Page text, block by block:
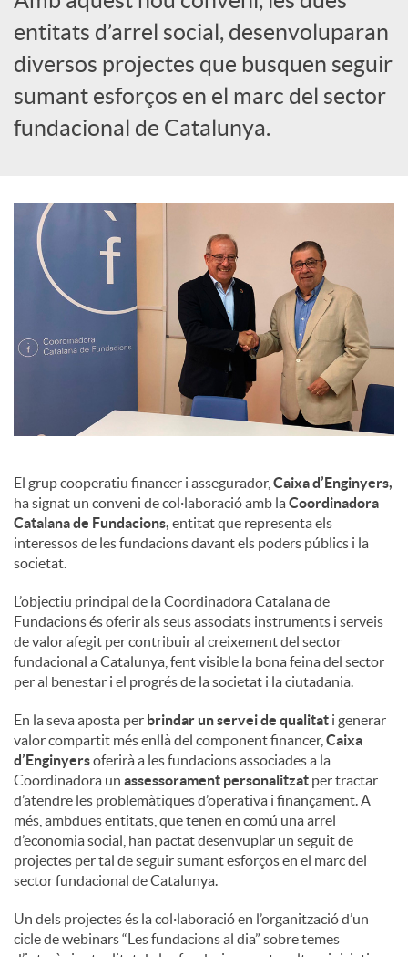
c
i
s
entitats d’arrel social, desenvoluparan
diversos projectes que busquen seguir
sumant esforços en el marc del sector
fundacional de Catalunya.
El grup cooperatiu financer i assegurador, Caixa d’Enginyers,
ha signat un conveni de col·laboració amb laCoordinadora
Catalana de Fundacions, entitat que representa els
interessos de les fundacions davant els poders públics i la
societat.
L’objectiu principal de la Coordinadora Catalana de
Fundacions és oferir als seus associats instruments i serveis
de valor afegit per contribuir al creixement del sector
fundacional a Catalunya, fent visible la bona feina del sector
per al benestar i el progrés de la societat i la ciutadania.
En la seva aposta per brindar un servei de qualitat i generar
valor compartit més enllà del component financer, Caixa
d’Enginyersoferirà a les fundacions associades a la
Coordinadora un assessorament personalitzat per tractar
d’atendre les problemàtiques d’operativa i finançament. A
més, ambdues entitats, que tenen en comú una arrel
d’economia social, han pactat desenvuplar un seguit de
projectes per tal de seguir sumant esforços en el marc del
sector fundacional de Catalunya.
Un dels projectes és la col·laboració en l’organització d’un
cicle de webinars “Les fundacions al dia” sobre temes